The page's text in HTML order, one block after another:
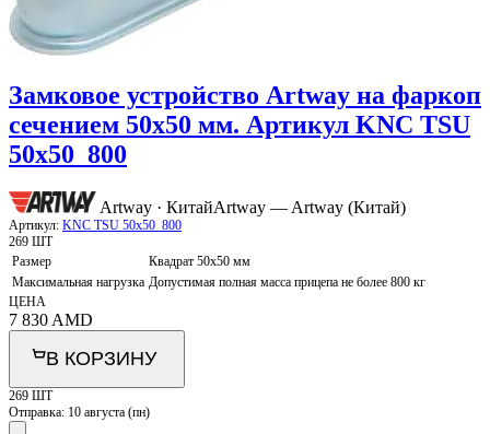
Замковое устройство Artway на фаркоп
сечением 50х50 мм. Артикул KNC TSU
50x50_800
Artway · КитайArtway — Artway (Китай)
Артикул: KNC TSU 50x50_800
269 ШТ
Размер
Квадрат 50х50 мм
Максимальная нагрузка Допустимая полная масса прицепа не более 800 кг
ЦЕНА
7 830 AMD
В КОРЗИНУ
269 ШТ
Отправка: 10 августа (пн)